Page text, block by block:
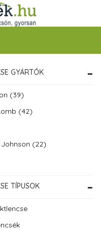
GYÁRTÓK
(39)
(42)
(22)
TÍPUSOK